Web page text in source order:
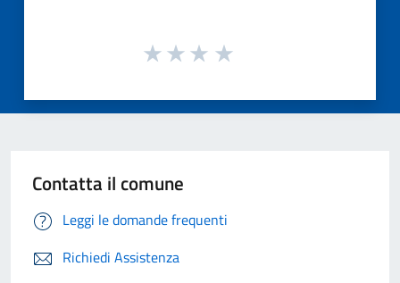
Contatta il comune
Leggi le domande frequenti
Richiedi Assistenza